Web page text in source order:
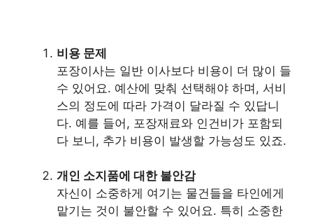
비용 문제
포장이사는 일반 이사보다 비용이 더 많이 들
수 있어요. 예산에 맞춰 선택해야 하며, 서비
스의 정도에 따라 가격이 달라질 수 있답니
다. 예를 들어, 포장재료와 인건비가 포함되
다 보니, 추가 비용이 발생할 가능성도 있죠.
개인 소지품에 대한 불안감
자신이 소중하게 여기는 물건들을 타인에게
맡기는 것이 불안할 수 있어요. 특히 소중한